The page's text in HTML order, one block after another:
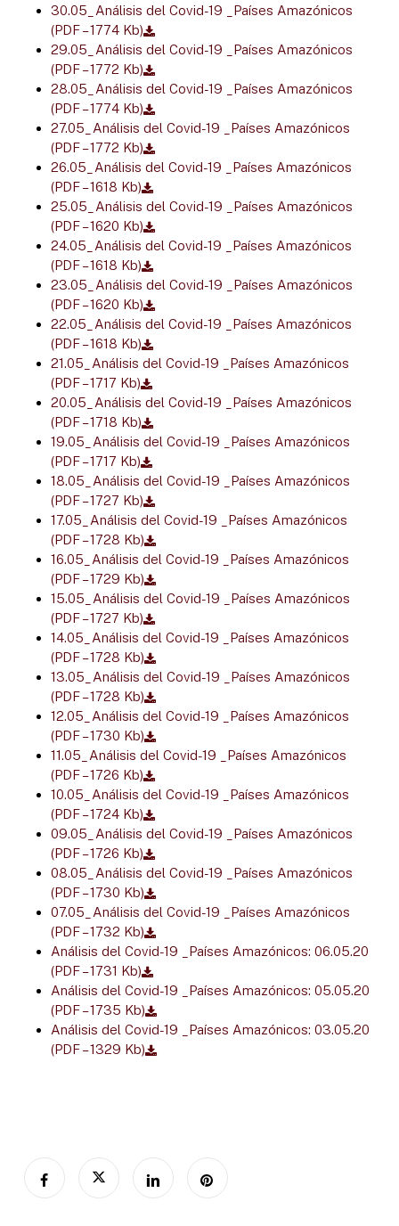
30.05_Análisis del Covid-19 _Países Amazónicos
(PDF – 1774 Kb)
29.05_Análisis del Covid-19 _Países Amazónicos
(PDF – 1772 Kb)
28.05_Análisis del Covid-19 _Países Amazónicos
(PDF – 1774 Kb)
27.05_Análisis del Covid-19 _Países Amazónicos
(PDF – 1772 Kb)
26.05_Análisis del Covid-19 _Países Amazónicos
(PDF – 1618 Kb)
25.05_Análisis del Covid-19 _Países Amazónicos
(PDF – 1620 Kb)
24.05_Análisis del Covid-19 _Países Amazónicos
(PDF – 1618 Kb)
23.05_Análisis del Covid-19 _Países Amazónicos
(PDF – 1620 Kb)
22.05_Análisis del Covid-19 _Países Amazónicos
(PDF – 1618 Kb)
21.05_Análisis del Covid-19 _Países Amazónicos
(PDF – 1717 Kb)
20.05_Análisis del Covid-19 _Países Amazónicos
(PDF – 1718 Kb)
19.05_Análisis del Covid-19 _Países Amazónicos
(PDF – 1717 Kb)
18.05_Análisis del Covid-19 _Países Amazónicos
(PDF – 1727 Kb)
17.05_Análisis del Covid-19 _Países Amazónicos
(PDF – 1728 Kb)
16.05_Análisis del Covid-19 _Países Amazónicos
(PDF – 1729 Kb)
15.05_Análisis del Covid-19 _Países Amazónicos
(PDF – 1727 Kb)
14.05_Análisis del Covid-19 _Países Amazónicos
(PDF – 1728 Kb)
13.05_Análisis del Covid-19 _Países Amazónicos
(PDF – 1728 Kb)
12.05_Análisis del Covid-19 _Países Amazónicos
(PDF – 1730 Kb)
11.05_Análisis del Covid-19 _Países Amazónicos
(PDF – 1726 Kb)
10.05_Análisis del Covid-19 _Países Amazónicos
(PDF – 1724 Kb)
09.05_Análisis del Covid-19 _Países Amazónicos
(PDF – 1726 Kb)
08.05_Análisis del Covid-19 _Países Amazónicos
(PDF – 1730 Kb)
07.05_Análisis del Covid-19 _Países Amazónicos
(PDF – 1732 Kb)
Análisis del Covid-19 _Países Amazónicos: 06.05.20
(PDF – 1731 Kb)
Análisis del Covid-19 _Países Amazónicos: 05.05.20
(PDF – 1735 Kb)
Análisis del Covid-19 _Países Amazónicos: 03.05.20
(PDF – 1329 Kb)